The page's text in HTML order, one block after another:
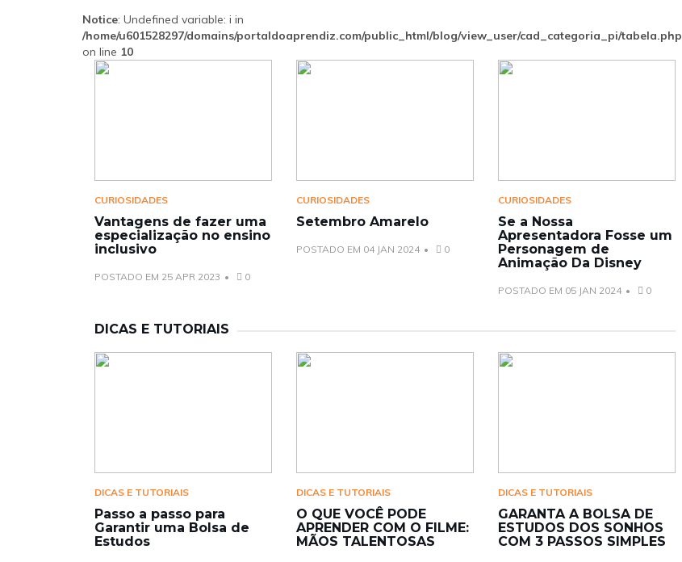
Notice: Undefined variable: i in
/home/u601528297/domains/portaldoaprendiz.com/public_html/blog/view_user/cad_categoria_pi/tabela.php
on line 10
CURIOSIDADES
Vantagens de fazer uma
especialização no ensino
inclusivo
POSTADO EM 25 APR 2023 0
CURIOSIDADES
Setembro Amarelo
POSTADO EM 04 JAN 2024 0
CURIOSIDADES
Se a Nossa
Apresentadora Fosse um
Personagem de
Animação Da Disney
POSTADO EM 05 JAN 2024 0
DICAS E TUTORIAIS
DICAS E TUTORIAIS
Passo a passo para
Garantir uma Bolsa de
Estudos
DICAS E TUTORIAIS
O QUE VOCÊ PODE
APRENDER COM O FILME:
MÃOS TALENTOSAS
DICAS E TUTORIAIS
GARANTA A BOLSA DE
ESTUDOS DOS SONHOS
COM 3 PASSOS SIMPLES